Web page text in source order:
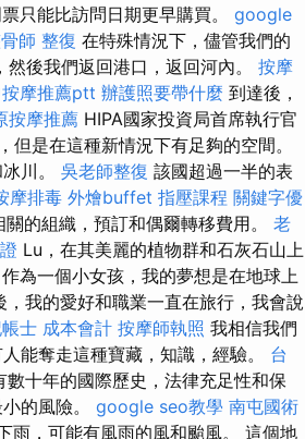
只能比訪問日期更早購買。 google
師 整復 在特殊情況下，儘管我們的
後我們返回港口，返回河內。 按摩
摩推薦ptt 辦護照要帶什麼 到達後，
按摩推薦 HIPA國家投資局首席執行官
是在這種新情況下有足夠的空間。
川。 吳老師整復 該國超過一半的表
摩排毒 外燴buffet 指壓課程 關鍵字優
的組織，預訂和偶爾轉移費用。 老
Lu，在其美麗的植物群和石灰石山上
為一個小女孩，我的夢想是在地球上
，我的愛好和職業一直在旅行，我會說
士 成本會計 按摩師執照 我相信我們
能奪走這種寶藏，知識，經驗。 台
十年的國際歷史，法律充足性和保
的風險。 google seo教學 南屯國術
雨，可能有風雨的風和颱風。 這個地